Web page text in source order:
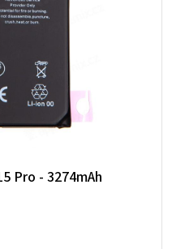
Pro - 3274mAh